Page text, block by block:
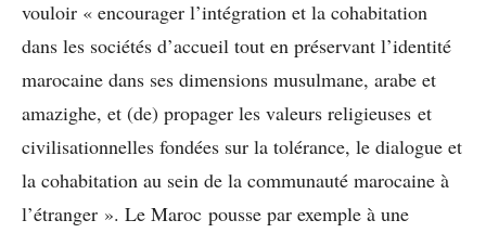
vouloir « encourager l’intégration et la cohabitation
dans les sociétés d’accueil tout en préservant l’identité
marocaine dans ses dimensions musulmane, arabe et
amazighe, et (de) propager les valeurs religieuses et
civilisationnelles fondées sur la tolérance, le dialogue et
la cohabitation au sein de la communauté marocaine à
l’étranger ». Le Maroc pousse par exemple à une